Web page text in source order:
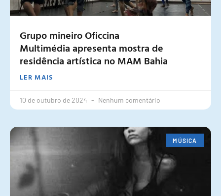
Grupo mineiro Oficcina
Multimédia apresenta mostra de
residência artística no MAM Bahia
LER MAIS
10 de outubro de 2024 Nenhum comentário
MÚSICA